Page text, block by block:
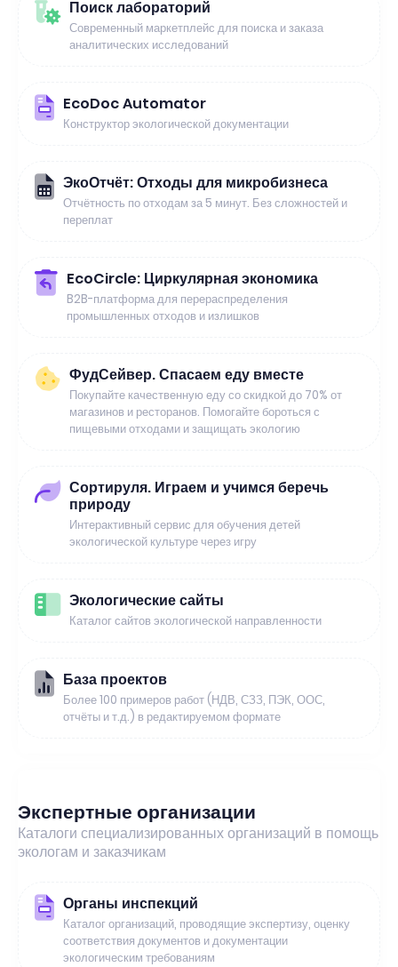
Поиск лабораторий
Современный маркетплейс для поиска и заказа
аналитических исследований
EcoDoc Automator
Конструктор экологической документации
ЭкоОтчёт: Отходы для микробизнеса
Отчётность по отходам за 5 минут. Без сложностей и
переплат
EcoCircle: Циркулярная экономика
B2B-платформа для перераспределения
промышленных отходов и излишков
ФудСейвер. Спасаем еду вместе
Покупайте качественную еду со скидкой до 70% от
магазинов и ресторанов. Помогайте бороться с
пищевыми отходами и защищать экологию
Сортируля. Играем и учимся беречь
природу
Интерактивный сервис для обучения детей
экологической культуре через игру
Экологические сайты
Каталог сайтов экологической направленности
База проектов
Более 100 примеров работ (НДВ, СЗЗ, ПЭК, ООС,
отчёты и т.д.) в редактируемом формате
Экспертные организации
Каталоги специализированных организаций в помощь
экологам и заказчикам
Органы инспекций
Каталог организаций, проводящие экспертизу, оценку
соответствия документов и документации
экологическим требованиям